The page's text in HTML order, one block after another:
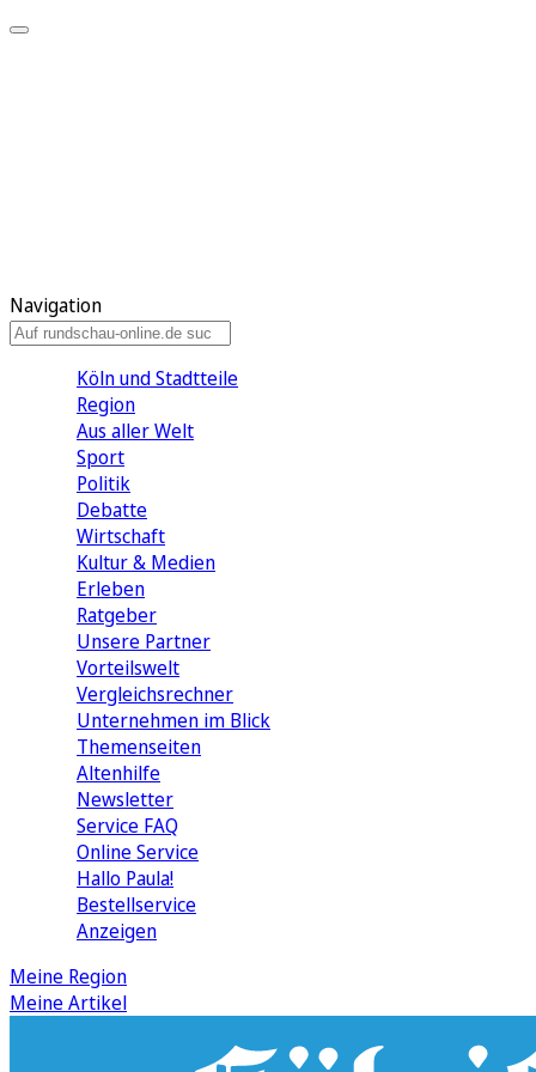
Navigation
Köln und Stadtteile
Region
Aus aller Welt
Sport
Politik
Debatte
Wirtschaft
Kultur & Medien
Erleben
Ratgeber
Unsere Partner
Vorteilswelt
Vergleichsrechner
Unternehmen im Blick
Themenseiten
Altenhilfe
Newsletter
Service FAQ
Online Service
Hallo Paula!
Bestellservice
Anzeigen
Meine Region
Meine Artikel